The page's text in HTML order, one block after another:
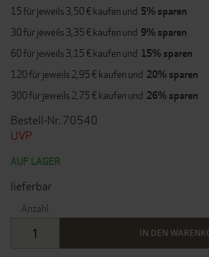
15 für jeweils3,50 € kaufen und 5% sparen
30 für jeweils3,35 € kaufen und 9% sparen
60 für jeweils3,15 € kaufen und 15% sparen
120 für jeweils 2,95 € kaufen und 20% sparen
300 für jeweils 2,75 € kaufen und 26% sparen
Bestell-Nr. 70540
UVP
AUF LAGER
lieferbar
Anzahl
IN DEN